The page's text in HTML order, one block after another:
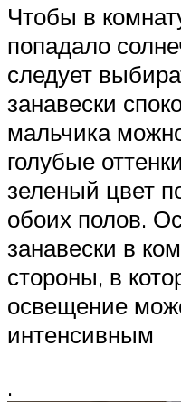
Чтобы в
попадало
следует
занавески
мальчика
голубые
зеленый цвет
обоих полов.
занавески в
стороны, в
освещение
интенсивным
.